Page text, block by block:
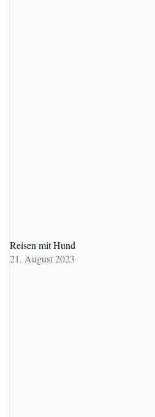
Reisen mit Hund
21. August 2023